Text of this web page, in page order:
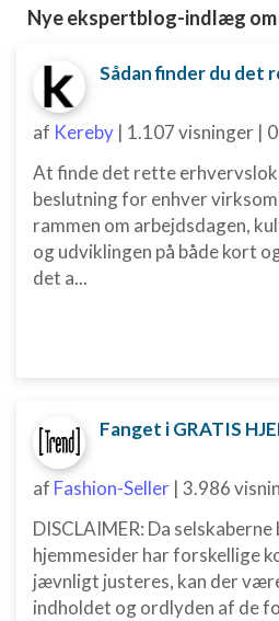
Nye ekspertblog-indlæg
af Kereby | 1.107 visninger |
At finde det rette
beslutning for enhver
rammen om arbejdsdagen,
og udviklingen på både kort
det a...
af Fashion-Seller | 3.986
DISCLAIMER: Da
hjemmesider har forskellige
jævnligt justeres, kan der
indholdet og ordlyden af de
Udvikle og forbedre tjenester
indhold
IAB Special Features:
Bruge præcise geografiske
placeringsoplysninger
Identificere enheder baseret på
anmodede oplysninger
Ikke-IAB-behandlingsformål:
Annoncering / marketing